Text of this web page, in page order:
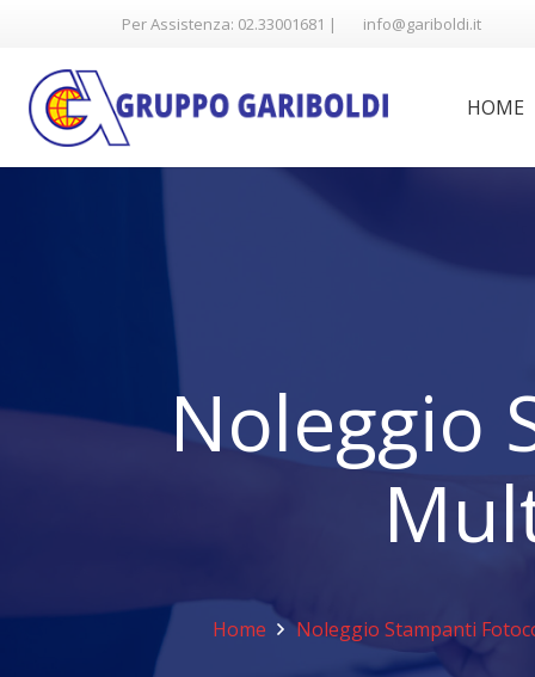
Per Assistenza: 02.33001681 | info@gariboldi.it
HOME
Noleggio
Home Noleggio Stampanti